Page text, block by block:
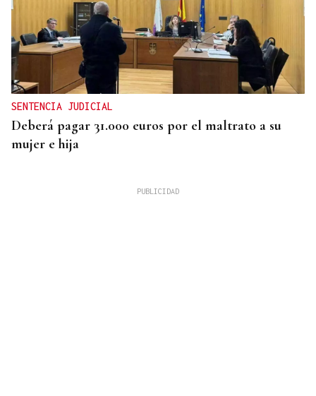
SENTENCIA JUDICIAL
Deberá pagar 31.000 euros por el maltrato a su
mujer e hija